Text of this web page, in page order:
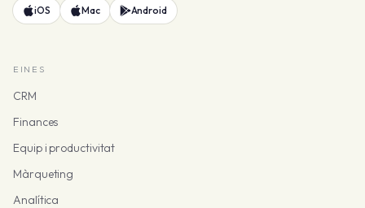
iOS Mac Android
EINES
CRM
Finances
Equip i productivitat
Màrqueting
Analítica